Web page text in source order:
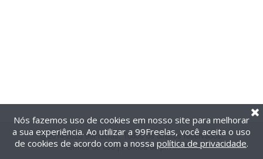
@2014-2026 99Freelas. Todos os direitos reservados.
Termos de uso| Política de privacidade
Nós fazemos uso de cookies em nosso site para melhorar
a sua experiência. Ao utilizar a 99Freelas, você aceita o uso
de cookies de acordo com a nossa política de privacidade.